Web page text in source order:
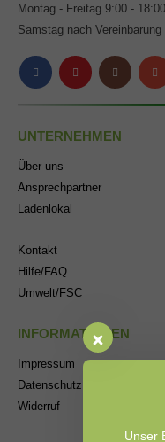
Montag - Freitag 9:00 -
Samstag nach Vereinbarung
UNTERNEHMEN
Über uns
Ansprechpartner
Ladenlokal
Kontakt
Hilfe/FAQ
Umwelt/FSC
INFORMATIONEN
Impressum
Datenschutz
Widerruf
Unser